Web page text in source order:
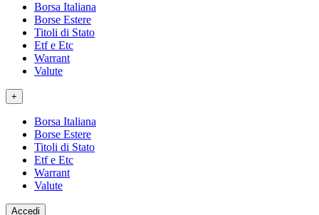
Borsa Italiana
Borse Estere
Titoli di Stato
Etf e Etc
Warrant
Valute
+
Borsa Italiana
Borse Estere
Titoli di Stato
Etf e Etc
Warrant
Valute
Accedi